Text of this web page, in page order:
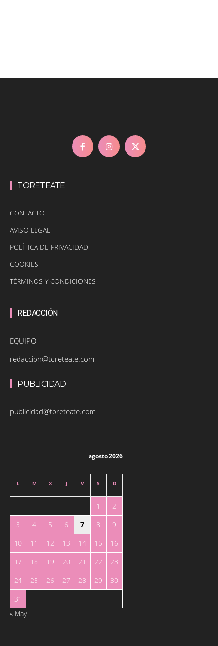
TORETEATE
CONTACTO
AVISO LEGAL
POLÍTICA DE PRIVACIDAD
COOKIES
TÉRMINOS Y CONDICIONES
REDACCIÓN
EQUIPO
redaccion@toreteate.com
PUBLICIDAD
publicidad@toreteate.com
agosto 2026
L M X J V S D
1
2
3
4 5 6 7 8
9
10
11 12 13 14 15
16
17
18 19 20 21 22
23
24
25 26 27 28 29
30
31
« May